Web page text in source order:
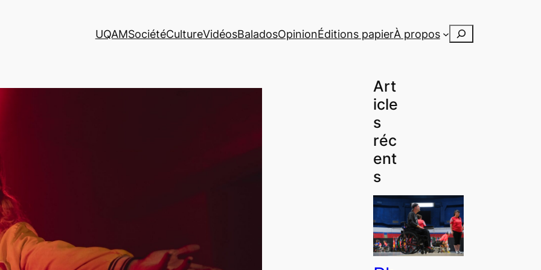
UQAMSociétéCultureVidéosBaladosOpinionÉditions papierÀ propos Rechercher
Art
icle
s
réc
ent
s